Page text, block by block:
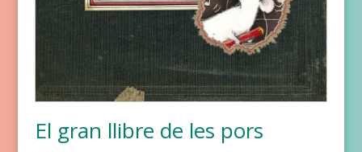
El gran llibre de les pors